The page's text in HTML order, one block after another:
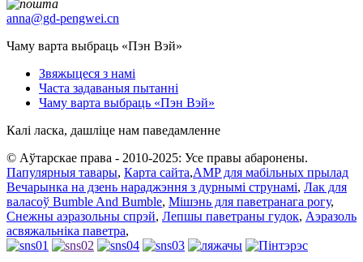
anna@gd-pengwei.cn
Чаму варта выбраць «Пэн Вэй»
Звяжыцеся з намі
Часта задаваныя пытанні
Чаму варта выбраць «Пэн Вэй»
Калі ласка, дашліце нам паведамленне
© Аўтарскае права - 2010-2025: Усе правы абаронены.
Папулярныя тавары, Карта сайта,AMP для мабільных прылад
Вечарынка на дзень нараджэння з дурнымі струнамі, Лак для
валасоў Bumble And Bumble, Мішэнь для паветранага рогу,
Снежны аэразольны спрэй, Лепшы паветраны гудок, Аэразоль
асвяжальніка паветра,